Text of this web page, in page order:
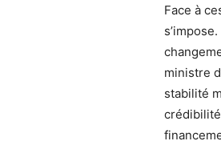
Face à
ministre
stabilité